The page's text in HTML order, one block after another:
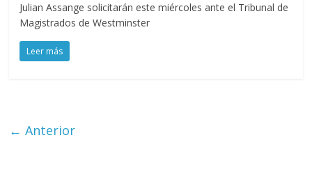
Julian Assange solicitarán este miércoles ante el Tribunal de
Magistrados de Westminster
Leer más
← Anterior